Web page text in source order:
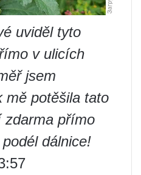
uviděl tyto
v ulicích
jsem
mě potěšila tato
zdarma přímo
dálnice!